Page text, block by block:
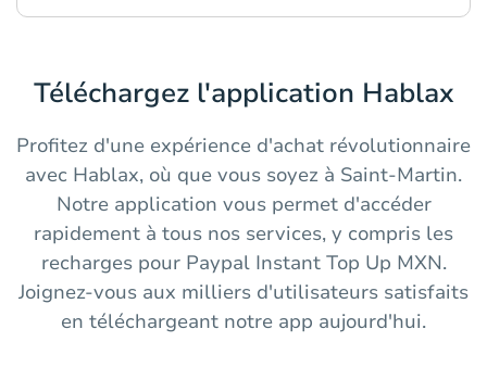
Téléchargez l'application Hablax
Profitez d'une expérience d'achat révolutionnaire
avec Hablax, où que vous soyez à Saint-Martin.
Notre application vous permet d'accéder
rapidement à tous nos services, y compris les
recharges pour Paypal Instant Top Up MXN.
Joignez-vous aux milliers d'utilisateurs satisfaits
en téléchargeant notre app aujourd'hui.